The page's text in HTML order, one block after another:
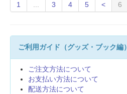
1 ... 3 4 5 < 6
ご利用ガイド（グッズ・ブック編）
ご注文方法について
お支払い方法について
配送方法について